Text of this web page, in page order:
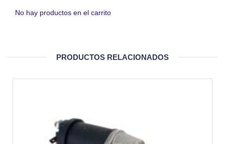
No hay productos en el carrito
PRODUCTOS RELACIONADOS